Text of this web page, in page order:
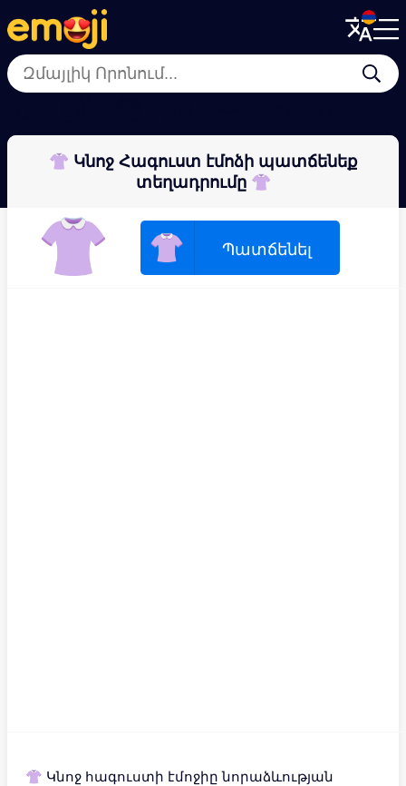
Menu
Close
Menu
Close
👚 Կնոջ Հագուստ էմոձի պատճենեք
տեղադրումը 👚
👚 👚 Պատճենել
👚 Կնոջ հագուստի էմոջիը նորաձևության